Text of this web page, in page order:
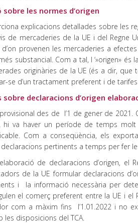
sobre les normes d’origen
explicacions detallades sobre les
de mercaderies de la UE i del Regne
d’on provenen les mercaderies a
substancial. Com a tal, l ‘»origen»
originàries de la UE (és a dir, que
se d’un tractament preferent i de
sobre declaracions d’origen
des de l’1 de gener de
hi va haver un període de temps
Com a conseqüència, els
pertinents a temps per fer
de declaracions d’origen, el
de la UE formular declaracions
i la informació necessària per
el comerç preferent entre la UE i
com a màxim fins l’1.01.2022 i no
les disposicions del TCA.